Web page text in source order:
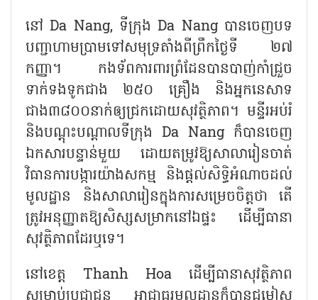
នៅDa Nang, ទីក្រុង Da Nang បានចេញបទ
បញ្ជាហាមប្រាមទៅសមុទ្រតាំងពីព្រឹកថ្ងៃទី ២៧
កញ្ញា។ កងទ័ពការពារព្រំដែនបានបាញ់កាំជ្រួច
ទាក់ទងទូកជាង ២៥០ គ្រឿង និងអ្នកនេសាទ
ជាង៣៨០០នាក់ឲ្យជ្រកដោយសុវត្ថិភាព។ មន្ទីរអប់រំ
និងបណ្តុះបណ្តាលទីក្រុង Da Nang ក៏បានចេញ
ឯកសារបន្ទាន់មួយ ដោយតម្រូវឱ្យសាលារៀនចាត់
វិធានការបង្ការយ៉ាងសកម្ម និងផ្តល់សិទ្ធិអំណាចដល់
មូលដ្ឋាន និងសាលារៀនក្នុងការសម្រេចចិត្តថា តើ
ត្រូវអនុញ្ញាតឱ្យសិស្សសម្រាកនៅឯផ្ទះ ដើម្បីធានា
សុវត្ថិភាពដែរឬទេ។
នៅខេត្ត Thanh Hoa ដើម្បីធានាសុវត្ថិភាព